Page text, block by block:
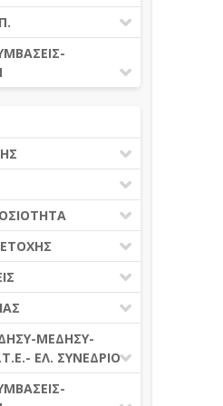
ΕΠΙΠΕΔΟ
ΙΣΧΥΟΣ
ΕΠΙΤΡΟΠΕΣ
ΜΕΔΗΣΥ-
ΕΛ. ΣΥΝΕΔΡΙΟ